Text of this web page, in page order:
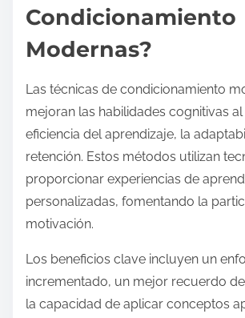
Condicionamiento
Modernas?
Las técnicas de condicionamiento
mejoran las habilidades cognitivas
eficiencia del aprendizaje, la
retención. Estos métodos utilizan
proporcionar experiencias de
personalizadas, fomentando la
motivación.
Los beneficios clave incluyen un
incrementado, un mejor recuerdo
la capacidad de aplicar conceptos